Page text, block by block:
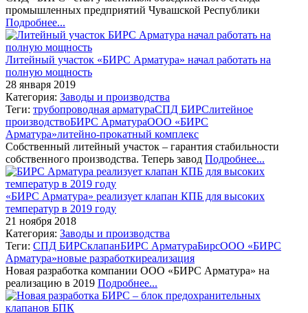
промышленных предприятий Чувашской Республики
Подробнее...
Литейный участок «БИРС Арматура» начал работать на
полную мощность
28 января 2019
Категория: Заводы и производства
Теги: трубопроводная арматураСПД БИРСлитейное
производствоБИРС АрматураООО «БИРС
Арматура»литейно-прокатный комплекс
Собственный литейный участок – гарантия стабильности
собственного производства. Теперь завод Подробнее...
«БИРС Арматура» реализует клапан КПБ для высоких
температур в 2019 году
21 ноября 2018
Категория: Заводы и производства
Теги: СПД БИРСклапанБИРС АрматураБирсООО «БИРС
Арматура»новые разработкиреализация
Новая разработка компании ООО «БИРС Арматура» на
реализацию в 2019 Подробнее...